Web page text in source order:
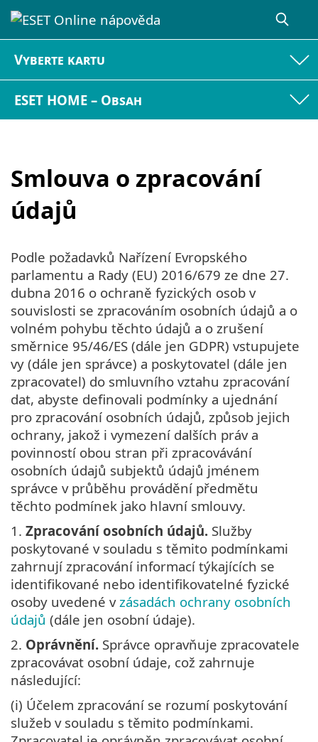
Vyberte kartu
ESET HOME – Obsah
Smlouva o zpracování
údajů
Podle požadavků Nařízení Evropského
parlamentu a Rady (EU) 2016/679 ze dne 27.
dubna 2016 o ochraně fyzických osob v
souvislosti se zpracováním osobních údajů a o
volném pohybu těchto údajů a o zrušení
směrnice 95/46/ES (dále jen GDPR) vstupujete
vy (dále jen správce) a poskytovatel (dále jen
zpracovatel) do smluvního vztahu zpracování
dat, abyste definovali podmínky a ujednání
pro zpracování osobních údajů, způsob jejich
ochrany, jakož i vymezení dalších práv a
povinností obou stran při zpracovávání
osobních údajů subjektů údajů jménem
správce v průběhu provádění předmětu
těchto podmínek jako hlavní smlouvy.
1. Zpracování osobních údajů. Služby
poskytované v souladu s těmito podmínkami
zahrnují zpracování informací týkajících se
identifikované nebo identifikovatelné fyzické
osoby uvedené v zásadách ochrany osobních
údajů (dále jen osobní údaje).
2. Oprávnění. Správce opravňuje zpracovatele
zpracovávat osobní údaje, což zahrnuje
následující:
(i) Účelem zpracování se rozumí poskytování
služeb v souladu s těmito podmínkami.